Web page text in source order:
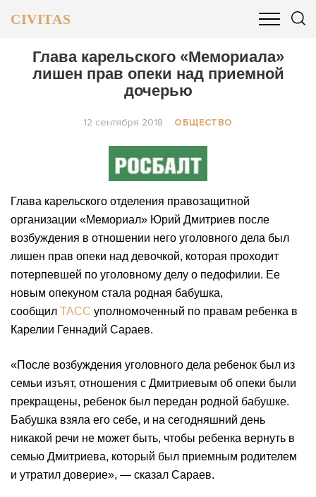
CIVITAS
ОБЩЕСТВО БИЗНЕС И ФИНАНСЫ
Глава карельского «Мемориала»
лишен прав опеки над приемной
дочерью
12 сентября 2018 ОБЩЕСТВО
Глава карельского отделения правозащитной
организации «Мемориал» Юрий Дмитриев после
возбуждения в отношении него уголовного дела был
лишен прав опеки над девочкой, которая проходит
потерпевшей по уголовному делу о педофилии. Ее
новым опекуном стала родная бабушка,
сообщил ТАСС уполномоченный по правам ребенка в
Карелии Геннадий Сараев.
«После возбуждения уголовного дела ребенок был из
семьи изъят, отношения с Дмитриевым об опеки были
прекращены, ребенок был передан родной бабушке.
Бабушка взяла его себе, и на сегодняшний день
никакой речи не может быть, чтобы ребенка вернуть в
семью Дмитриева, который был приемным родителем
и утратил доверие», — сказал Сараев.